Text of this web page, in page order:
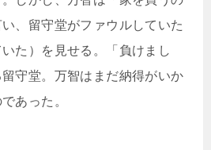
、留守堂がファウルしていた
た）を見せる。「負けまし
守堂。万智はまだ納得がいか
あった。